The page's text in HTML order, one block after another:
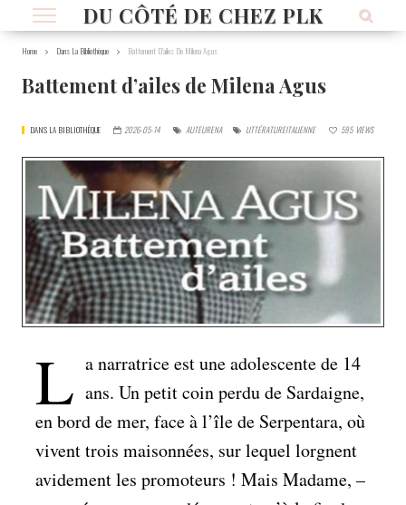
DU CÔTÉ DE CHEZ PLK
Home Dans La Bibliothèque Battement D’ailes De Milena Agus
Battement d’ailes de Milena Agus
DANS LA BIBLIOTHÈQUE 2026-05-14 AUTEURENA LITTÉRATUREITALIENNE 595 VIEWS
L a narratrice est une adolescente de 14
ans. Un petit coin perdu de Sardaigne,
en bord de mer, face à l’île de Serpentara, où
vivent trois maisonnées, sur lequel lorgnent
avidement les promoteurs ! Mais Madame, –